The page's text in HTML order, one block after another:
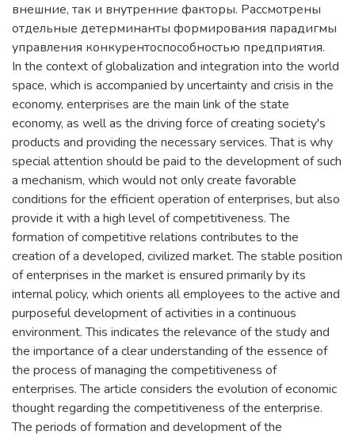
внешние, так и внутренние факторы. Рассмотрены
отдельные детерминанты формирования парадигмы
управления конкурентоспособностью предприятия.
In the context of globalization and integration into the world
space, which is accompanied by uncertainty and crisis in the
economy, enterprises are the main link of the state
economy, as well as the driving force of creating society's
products and providing the necessary services. That is why
special attention should be paid to the development of such
a mechanism, which would not only create favorable
conditions for the efficient operation of enterprises, but also
provide it with a high level of competitiveness. The
formation of competitive relations contributes to the
creation of a developed, civilized market. The stable position
of enterprises in the market is ensured primarily by its
internal policy, which orients all employees to the active and
purposeful development of activities in a continuous
environment. This indicates the relevance of the study and
the importance of a clear understanding of the essence of
the process of managing the competitiveness of
enterprises. The article considers the evolution of economic
thought regarding the competitiveness of the enterprise.
The periods of formation and development of the